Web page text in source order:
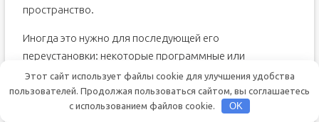
пространство.
Иногда это нужно для последующей его
переустановки: некоторые программные или
аппаратные сбои успешно исправляются именно таким
образом. Драйвер также необходимо удалить, если он
вступает в конфликт с другими установленными
Этот сайт использует файлы cookie для улучшения удобства
пользователей. Продолжая пользоваться сайтом, вы соглашаетесь
с использованием файлов cookie.
OK